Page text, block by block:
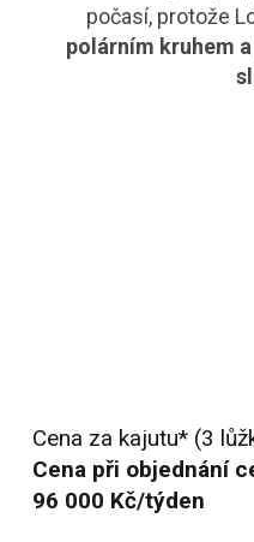
počasí, protože
polárním kruhem
Cena za kajutu* (3
Cena při objednání
96 000 Kč/týden